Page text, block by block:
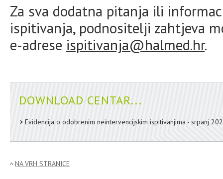
Za sva dodatna pitanja ili
ispitivanja, podnositelji zahtjeva
e-adrese ispitivanja@halmed.hr.
DOWNLOAD CENTAR...
Evidencija o odobrenim neintervencijskim ispitivanjima - srpanj
NA VRH STRANICE